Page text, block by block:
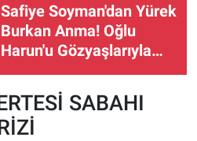
Safiye Soyman'dan Yürek
Burkan Anma! Oğlu
Harun'u Gözyaşlarıyla
Andı
SABAHI